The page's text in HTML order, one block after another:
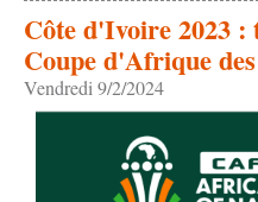
Côte d'Ivoire 2023
Coupe d'Afrique
Vendredi 9/2/2024